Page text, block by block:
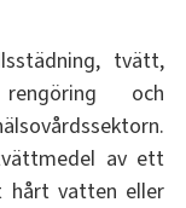
tvätt,
och
av ett
hårt vatten eller